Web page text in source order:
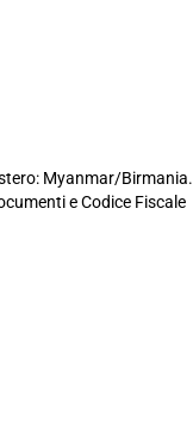
Myanmar/Birmania.
e Codice Fiscale